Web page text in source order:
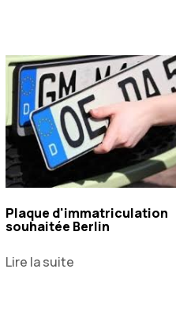
Plaque d'immatriculation
souhaitée Berlin
Lire la suite